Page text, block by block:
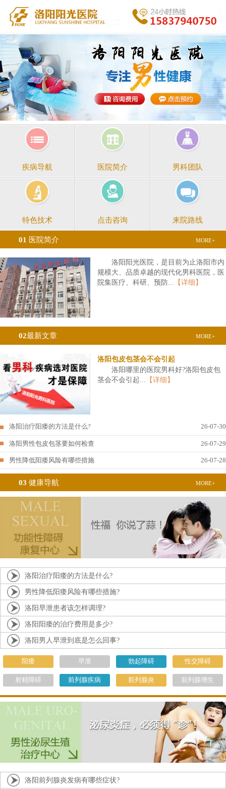
疾病导航 医院简介 男科团队
特色技术 点击咨询 来院路线
01 医院简介 MORE+
洛阳阳光医院，是目前为止洛阳市内
规模大、品质卓越的现代化男科医院，医
院集医疗、科研、预防...
【详细】
02最新文章 MORE+
洛阳包皮包茎会不会引起
洛阳哪里的医院男科好?洛阳包皮包
茎会不会引起...
【详细】
洛阳治疗阳痿的方法是什么? 26-07-30
洛阳男性包皮包茎要如何检查 26-07-29
男性降低阳痿风险有哪些措施 26-07-28
03 健康导航 MORE+
洛阳治疗阳痿的方法是什么?
男性降低阳痿风险有哪些措施?
洛阳早泄患者该怎样调理?
洛阳阳痿的治疗费用是多少?
洛阳男人早泄到底是怎么回事?
阳痿 早泄 勃起障碍 性交障碍
射精障碍 前列腺疾病 前列腺炎 前列腺增生
洛阳前列腺炎发病有哪些症状?